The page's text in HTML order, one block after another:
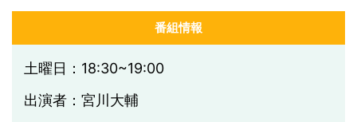
番組情報
土曜日：18:30~19:00
出演者：宮川大輔